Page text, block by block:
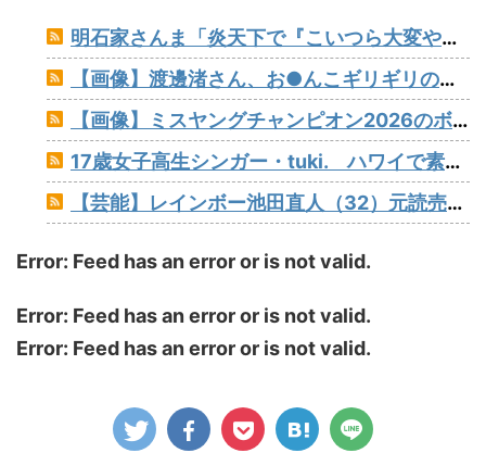
明石家さんま「炎天下で『こいつら大変やなぁ』というのが高校野球の良さ。暑さ対策はいらない」
【画像】渡邊渚さん、お●んこギリギリの水着着ててワロタ
【画像】ミスヤングチャンピオン2026のボーイッシュお胸www
17歳女子高生シンガー・tuki. ハワイで素顔以外ほぼ全部出し 「隠しきれない美貌」とSNSざわつく
【芸能】レインボー池田直人（32）元読売テレビ・佐藤佳奈アナが結婚
Error: Feed has an error or is not valid.
Error: Feed has an error or is not valid.
Error: Feed has an error or is not valid.